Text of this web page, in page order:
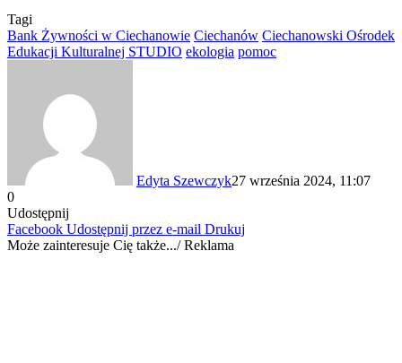
Tagi
Bank Żywności w Ciechanowie Ciechanów Ciechanowski Ośrodek
Edukacji Kulturalnej STUDIO ekologia pomoc
Edyta Szewczyk27 września 2024, 11:07
0
Udostępnij
Facebook Udostępnij przez e-mail Drukuj
Może zainteresuje Cię także.../ Reklama